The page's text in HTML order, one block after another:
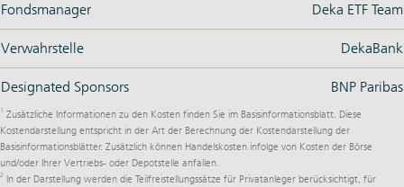
Fondsmanager Deka ETF Team
Verwahrstelle DekaBank
Designated Sponsors BNP Paribas
1 Zusätzliche Informationen zu den Kosten finden Sie im Basisinformationsblatt. Diese
Kostendarstellung entspricht in der Art der Berechnung der Kostendarstellung der
Basisinformationsblätter. Zusätzlich können Handelskosten infolge von Kosten der Börse
und/oder Ihrer Vertriebs- oder Depotstelle anfallen.
2
In der Darstellung werden die Teilfreistellungssätze für Privatanleger berücksichtigt, für